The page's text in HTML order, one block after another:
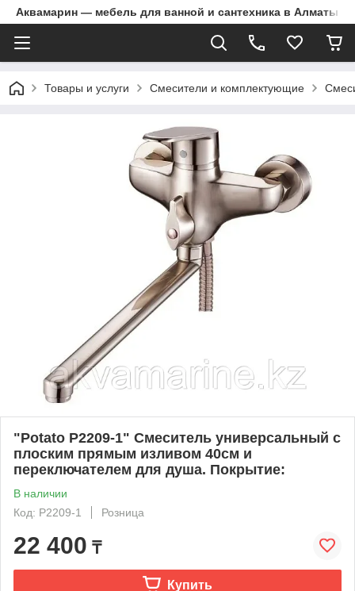
Аквамарин — мебель для ванной и сантехника в Алматы |
Товары и услуги Смесители и комплектующие
"Potato P2209-1" Смеситель универсальный с
плоским прямым изливом 40см и
переключателем для душа. Покрытие:
В наличии
Код: P2209-1
Розница
22 400 ₸
Купить